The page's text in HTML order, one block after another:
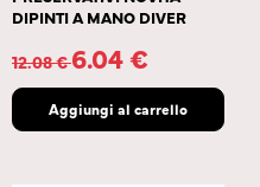
DIPINTI A MANO DIVER
12.08€ 6.04€
Aggiungi al carrello